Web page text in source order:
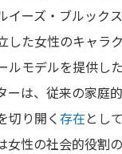
イーズ・ブルック
した女性のキャラ
ルモデルを提供し
ーは、従来の家庭
切り開く存在とし
女性の社会的役割